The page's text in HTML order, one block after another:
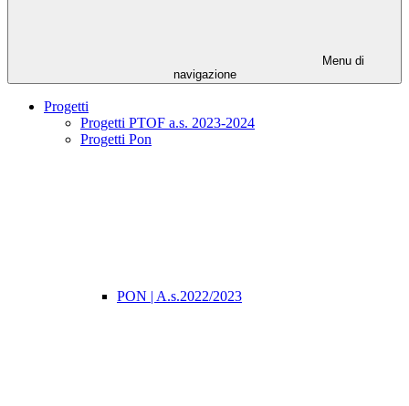
Menu di
navigazione
Progetti
Progetti PTOF a.s. 2023-2024
Progetti Pon
PON | A.s.2022/2023